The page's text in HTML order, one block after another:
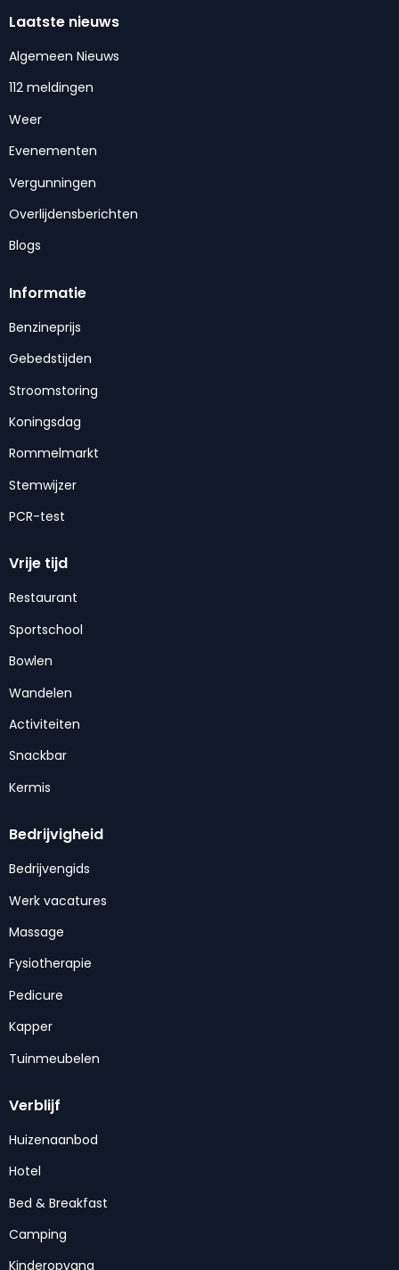
Laatste nieuws
Algemeen Nieuws
112 meldingen
Weer
Evenementen
Vergunningen
Overlijdensberichten
Blogs
Informatie
Benzineprijs
Gebedstijden
Stroomstoring
Koningsdag
Rommelmarkt
Stemwijzer
PCR-test
Vrije tijd
Restaurant
Sportschool
Bowlen
Wandelen
Activiteiten
Snackbar
Kermis
Bedrijvigheid
Bedrijvengids
Werk vacatures
Massage
Fysiotherapie
Pedicure
Kapper
Tuinmeubelen
Verblijf
Huizenaanbod
Hotel
Bed & Breakfast
Camping
Kinderopvang